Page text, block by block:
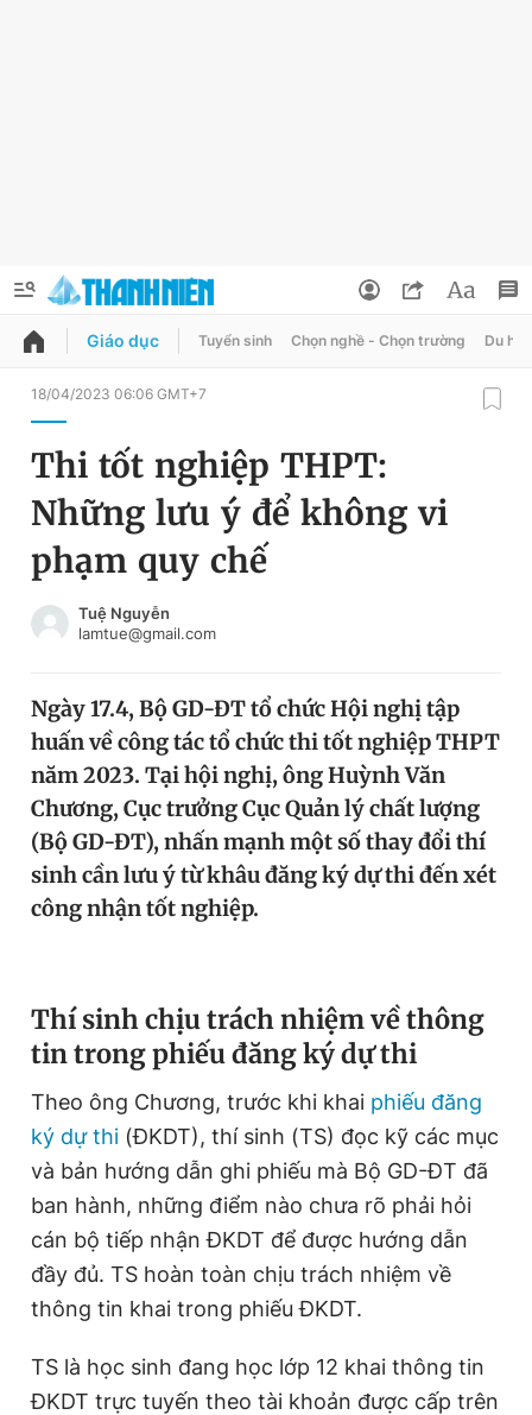
QUẢNG CÁO ĐẶT BÁO
Chuyên mục
Chuyên mục khác
Chào ngày mới
Video Magazine
Sản phẩm khác
Tiện ích Bạn cần biết
Đọc Thanh Niên trên điện thoại
Theo dõi báo trên
Hotline
0906 645 777
Liên hệ quảng cáo
0908 780 404
Đổi mật khẩu
Tin đã lưu
Tin đã xem
Đăng xuất
Giáo dục Tuyển sinh Chọn nghề - Chọn trường Du học
18/04/2023 06:06 GMT+7
Thi tốt nghiệp THPT:
Những lưu ý để không vi
phạm quy chế
Tuệ Nguyễn
lamtue@gmail.com
Ngày 17.4, Bộ GD-ĐT tổ chức Hội nghị tập
huấn về công tác tổ chức thi tốt nghiệp THPT
năm 2023. Tại hội nghị, ông Huỳnh Văn
Chương, Cục trưởng Cục Quản lý chất lượng
(Bộ GD-ĐT), nhấn mạnh một số thay đổi thí
sinh cần lưu ý từ khâu đăng ký dự thi đến xét
công nhận tốt nghiệp.
Thí sinh chịu trách nhiệm về thông
tin trong phiếu đăng ký dự thi
Theo ông Chương, trước khi khai phiếu đăng
ký dự thi (ĐKDT), thí sinh (TS) đọc kỹ các mục
và bản hướng dẫn ghi phiếu mà Bộ GD-ĐT đã
ban hành, những điểm nào chưa rõ phải hỏi
cán bộ tiếp nhận ĐKDT để được hướng dẫn
đầy đủ. TS hoàn toàn chịu trách nhiệm về
thông tin khai trong phiếu ĐKDT.
TS là học sinh đang học lớp 12 khai thông tin
ĐKDT trực tuyến theo tài khoản được cấp trên